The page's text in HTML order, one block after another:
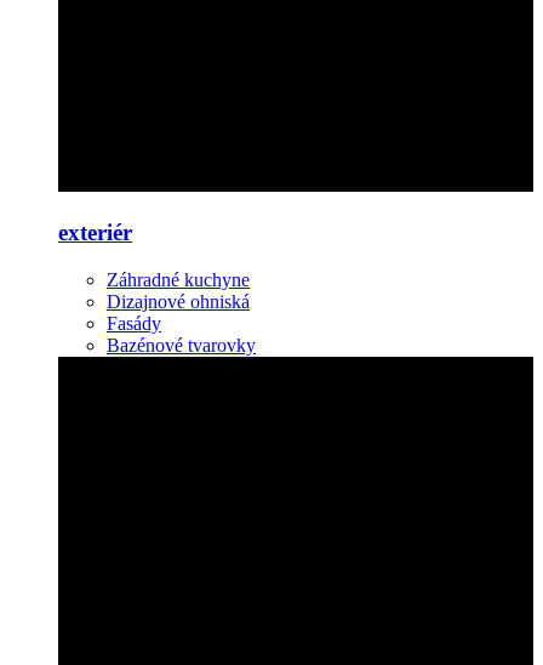
exteriér
Záhradné kuchyne
Dizajnové ohniská
Fasády
Bazénové tvarovky